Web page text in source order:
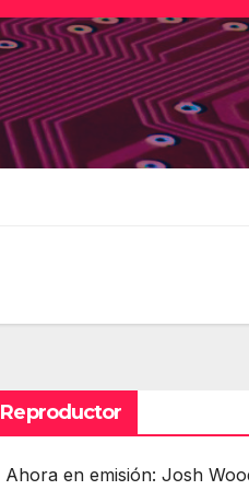
Reproductor
Ahora en emisión: Josh